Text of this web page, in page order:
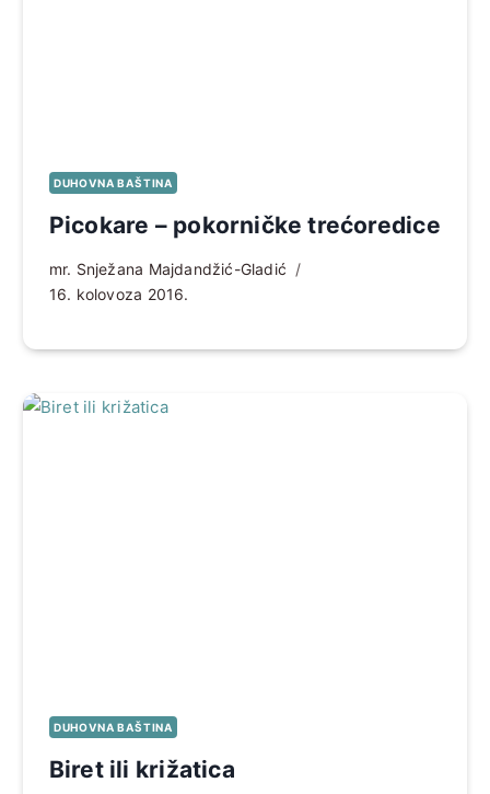
DUHOVNA BAŠTINA
Picokare – pokorničke trećoredice
mr. Snježana Majdandžić-Gladić
16. kolovoza 2016.
DUHOVNA BAŠTINA
Biret ili križatica